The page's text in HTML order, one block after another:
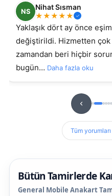
NS
Nihat Sısman
★★★★★
Yaklaşık dört ay önce
değiştirildi. Hizmetten çok
zamandan beri hiçbir
bugün… Daha fazla oku
Tüm
Bütün Tamirlerde
General Mobile Anakart